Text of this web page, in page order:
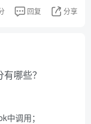
回复 分享
哪些？
中调用；